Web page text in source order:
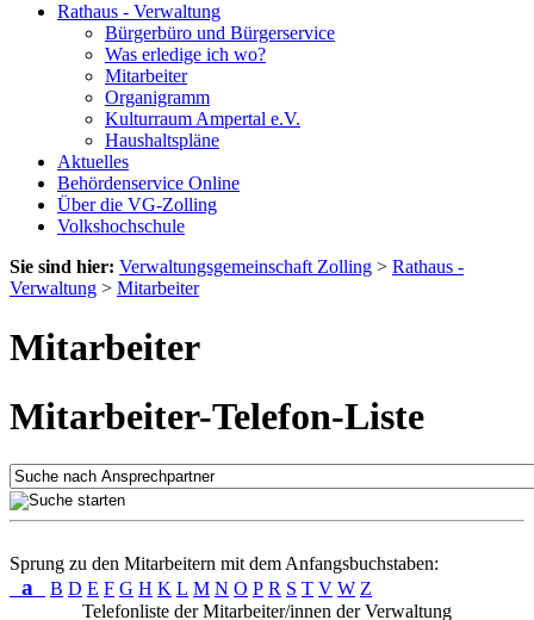
Rathaus - Verwaltung
Bürgerbüro und Bürgerservice
Was erledige ich wo?
Mitarbeiter
Organigramm
Kulturraum Ampertal e.V.
Haushaltspläne
Aktuelles
Behördenservice Online
Über die VG-Zolling
Volkshochschule
Sie sind hier: Verwaltungsgemeinschaft Zolling > Rathaus -
Verwaltung > Mitarbeiter
Mitarbeiter
Mitarbeiter-Telefon-Liste
Sprung zu den Mitarbeitern mit dem Anfangsbuchstaben:
a B D E F G H K L M N O P R S T V W Z
Telefonliste der Mitarbeiter/innen der Verwaltung